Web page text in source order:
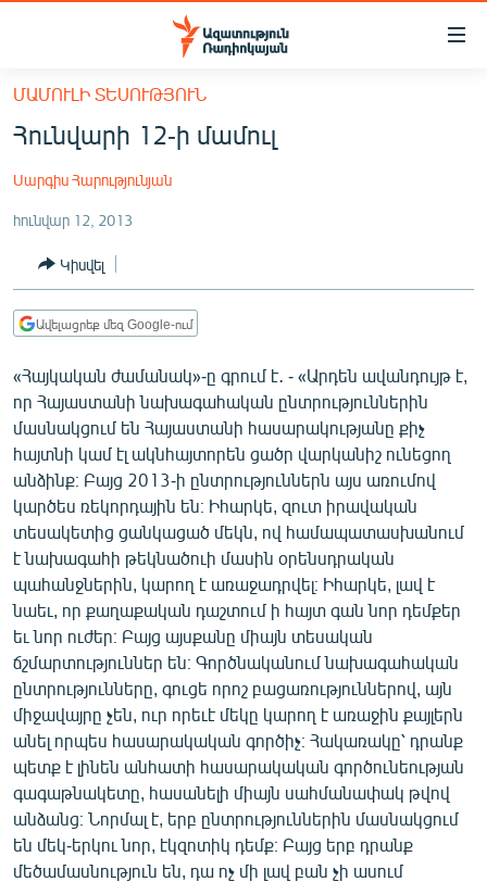
Մատչելիության
հիմնական
բովանդակությանը
հիմնական
մենյուին
ՀԱՅԱՍՏԱՆ
ՔԱՂԱՔԱԿԱՆ
ԸՆՏՐՈՒԹՅՈՒՆՆԵՐ 2026
ԻՐԱՎՈՒՆՔ
ՀԱՍԱՐԱԿՈՒԹՅՈՒՆ
ՂԱՐԱԲԱՂ
ՊԱՏԵՐԱԶՄԻ 6 ՇԱԲԱԹՆԵՐԸ
ՏԱՐԱԾԱՇՐՋԱՆ
ՄԻՋԱԶԳԱՅԻՆ
ՄՇԱԿՈՒՅԹ
ՍՊՈՐՏ
ՄԵԿՆԱԲԱՆՈՒԹՅՈՒՆ
ՏՏ ԵՒ ԻՆՏԵՐՆԵՏ
ԿՈՐՈՆԱՎԻՐՈՒՍ
ԱՐԽԻՎ
ՏԵՍԱՆՅՈՒԹԵՐ
ԲԱՆԱՎԵՃ
ՁԳՏԵԼՈՎ ԼԱՎԱԳՈՒՅՆԻՆ
ՄԱՄՈՒԼԻ ՏԵՍՈՒԹՅՈՒՆ
Հունվարի 12-ի մամուլ
Սարգիս Հարությունյան
հունվար 12, 2013
Կիսվել
Ավելացրեք մեզ Google-ում
«Հայկական ժամանակ»-ը գրում է․ - «Արդեն ավանդույթ է,
որ Հայաստանի նախագահական ընտրություններին
մասնակցում են Հայաստանի հասարակությանը քիչ
հայտնի կամ էլ ակնհայտորեն ցածր վարկանիշ ունեցող
անձինք։ Բայց 2013-ի ընտրություններն այս առումով
կարծես ռեկորդային են։ Իհարկե, զուտ իրավական
տեսակետից ցանկացած մեկն, ով համապատասխանում
է նախագահի թեկնածուի մասին օրենսդրական
պահանջներին, կարող է առաջադրվել։ Իհարկե, լավ է
նաեւ, որ քաղաքական դաշտում ի հայտ գան նոր դեմքեր
եւ նոր ուժեր։ Բայց այսքանը միայն տեսական
ճշմարտություններ են։ Գործնականում նախագահական
ընտրությունները, գուցե որոշ բացառություններով, այն
միջավայրը չեն, ուր որեւէ մեկը կարող է առաջին քայլերն
անել որպես հասարակական գործիչ։ Հակառակը՝ դրանք
պետք է լինեն անհատի հասարակական գործունեության
գագաթնակետը, հասանելի միայն սահմանափակ թվով
անձանց։ Նորմալ է, երբ ընտրություններին մասնակցում
են մեկ-երկու նոր, էկզոտիկ դեմք։ Բայց երբ դրանք
մեծամասնություն են, դա ոչ մի լավ բան չի ասում